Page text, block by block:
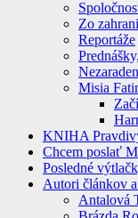
Zo
Reportáže
Misia
KNIHA
Chcem poslať
Posledné
Autori článkov
Antalová